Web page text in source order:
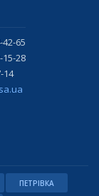
42-65
15-28
14
ПЕТРІВКА